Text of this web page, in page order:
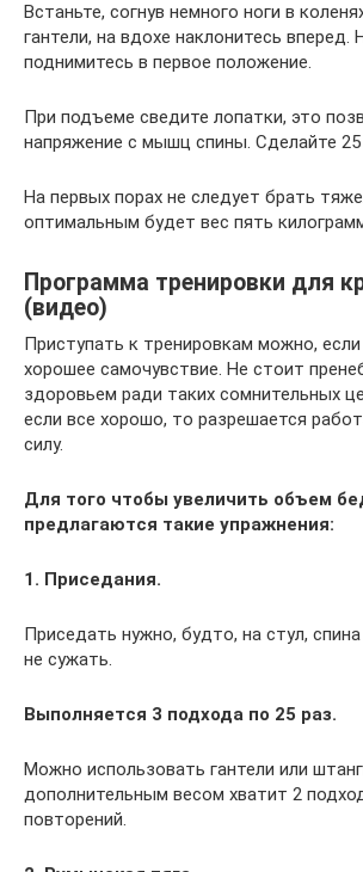
Встаньте, согнув немного ноги в
гантели, на вдохе наклонитесь вперед.
поднимитесь в первое положение.
При подъеме сведите лопатки, это
напряжение с мышц спины. Сделайте
На первых порах не следует брать
оптимальным будет вес пять
Программа тренировки для
(видео)
Приступать к тренировкам можно, если
хорошее самочувствие. Не стоит
здоровьем ради таких сомнительных
если все хорошо, то разрешается
силу.
Для того чтобы увеличить объем
предлагаются такие упражнения:
1. Приседания.
Приседать нужно, будто, на стул,
не сужать.
Выполняется 3 подхода по 25 раз.
Можно использовать гантели или
дополнительным весом хватит 2
повторений.